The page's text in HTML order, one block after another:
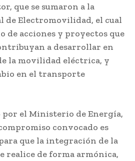
que se sumaron a la
de Electromovilidad, el cual
de acciones y proyectos que
a desarrollar en
la movilidad eléctrica, y
en el transporte
por el Ministerio de Energía,
convocado es
que la integración de la
realice de forma armónica,